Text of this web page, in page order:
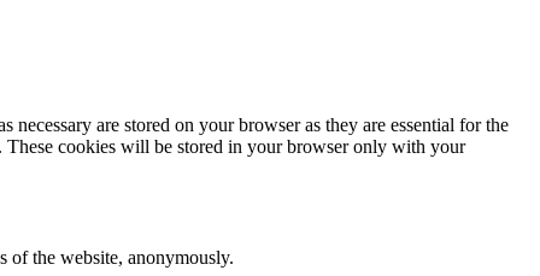
are stored on your browser as they are essential for the
These cookies will be stored in your browser only with your
of the website, anonymously.